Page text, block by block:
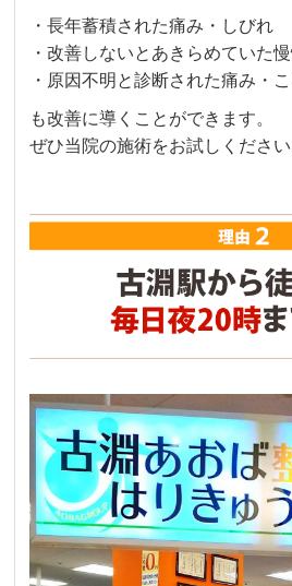
・長年蓄積された痛み・しびれ
・改善しないとあきらめていた
・原因不明と診断された痛み・
も改善に導くことができます。
ぜひ当院の施術をお試しください